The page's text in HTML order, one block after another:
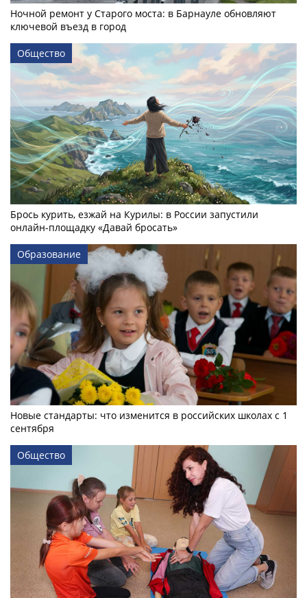
Ночной ремонт у Старого моста: в Барнауле обновляют
ключевой въезд в город
Общество
Брось курить, езжай на Курилы: в России запустили
онлайн-­площадку «Давай бросать»
Образование
Новые стандарты: что изменится в российских школах с 1
сентября
Общество